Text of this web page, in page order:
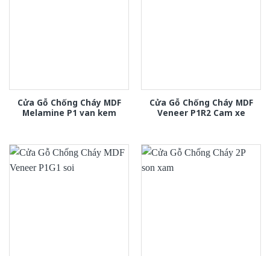
Cửa Gỗ Chống Cháy MDF
Melamine P1 van kem
Cửa Gỗ Chống Cháy MDF
Veneer P1R2 Cam xe